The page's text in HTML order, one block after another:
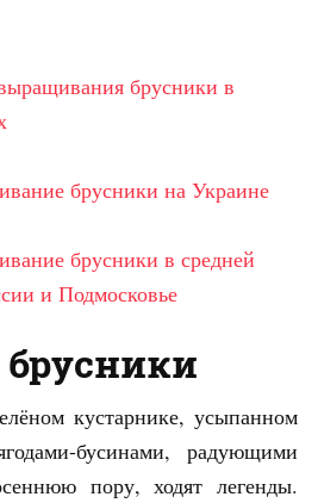
брусники в
брусники на Украине
брусники в средней
и Подмосковье
кустарнике, усыпанном
бусинами, радующими
пору, ходят легенды.